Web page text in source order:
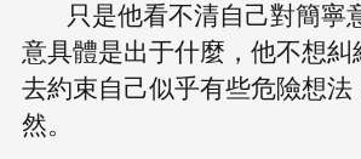
只是他看不清自己對簡寧
意具體是出于什麼，他不想
去約束自己似乎有些危險想法
然。